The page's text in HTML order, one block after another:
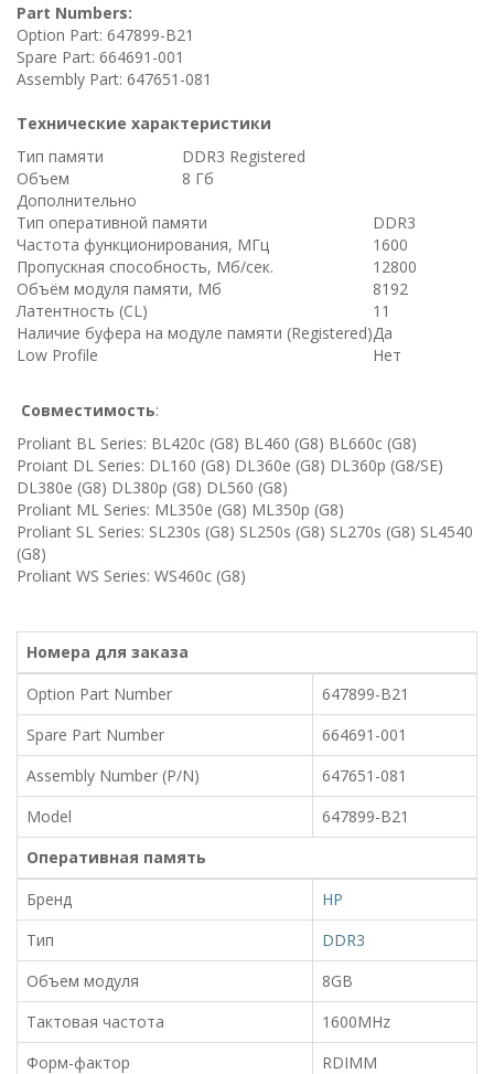
Part Numbers:
Option Part: 647899-B21
Spare Part: 664691-001
Assembly Part: 647651-081
Технические характеристики
Тип памяти
DDR3 Registered
Объем
8 Гб
Дополнительно
Тип оперативной памяти
DDR3
Частота функционирования, МГц
1600
Пропускная способность, Мб/сек.
12800
Объём модуля памяти, Мб
8192
Латентность (CL)
11
Наличие буфера на модуле памяти (Registered)Да
Low Profile
Нет
Совместимость:
Proliant BL Series: BL420c (G8) BL460 (G8) BL660c (G8)
Proiant DL Series: DL160 (G8) DL360e (G8) DL360p (G8/SE)
DL380e (G8) DL380p (G8) DL560 (G8)
Proliant ML Series: ML350e (G8) ML350p (G8)
Proliant SL Series: SL230s (G8) SL250s (G8) SL270s (G8) SL4540
(G8)
Proliant WS Series: WS460c (G8)
Номера для заказа
Option Part Number
647899-B21
Spare Part Number
664691-001
Assembly Number (P/N)
647651-081
Model
647899-B21
Оперативная память
Бренд
HP
Тип
DDR3
Объем модуля
8GB
Тактовая частота
1600MHz
Форм-фактор
RDIMM